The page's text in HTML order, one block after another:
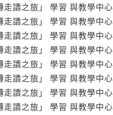
走讀之旅」 學習 與教學中心
走讀之旅」 學習 與教學中心
走讀之旅」 學習 與教學中心
走讀之旅」 學習 與教學中心
走讀之旅」 學習 與教學中心
走讀之旅」 學習 與教學中心
走讀之旅」 學習 與教學中心
走讀之旅」 學習 與教學中心